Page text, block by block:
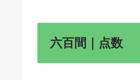
六百間｜点数